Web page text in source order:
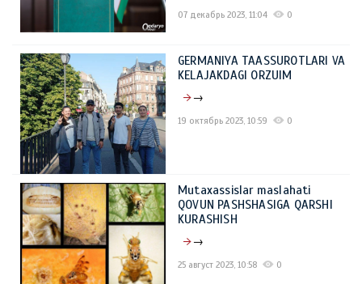
07 декабрь 2023, 11:04 0
GERMANIYA TAASSUROTLARI VA
KELAJAKDAGI ORZUIM
→
19 октябрь 2023, 10:59 0
Mutaxassislar maslahati
QOVUN PASHSHASIGA QARSHI
KURASHISH
→
25 август 2023, 10:58 0